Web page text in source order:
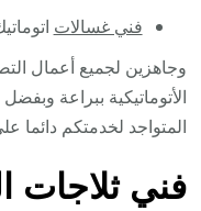
فني غسالات
وجاهزين لجميع أعمال
الأتوماتيكية ببراعة
المتواجد لخدمتكم دائما
فني ثلاجات